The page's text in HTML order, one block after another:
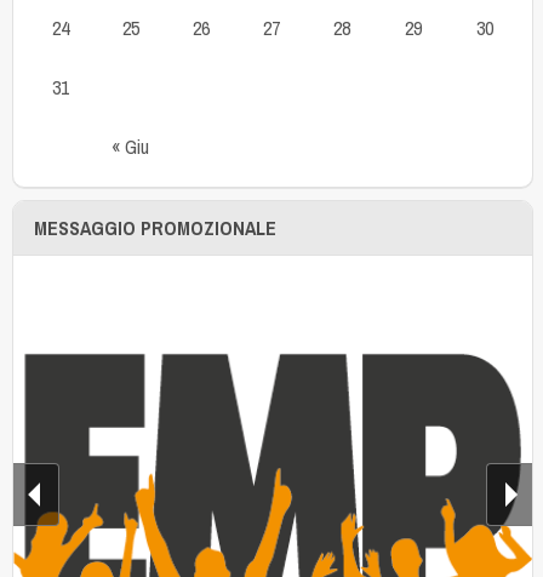
« Giu
24 25 26 27 28 29 30
31
MESSAGGIO PROMOZIONALE